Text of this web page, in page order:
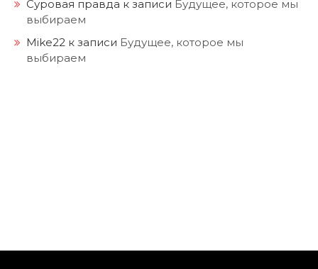
Суровая правда к записи Будущее, которое мы
выбираем
Mike22 к записи Будущее, которое мы
выбираем